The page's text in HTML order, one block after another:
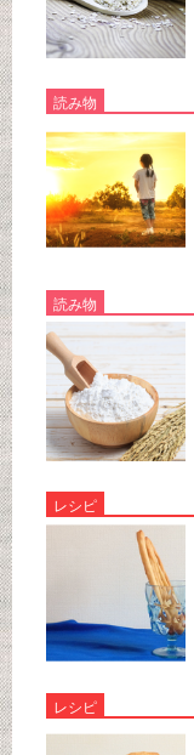
読み物
読み物
レシピ
レシピ